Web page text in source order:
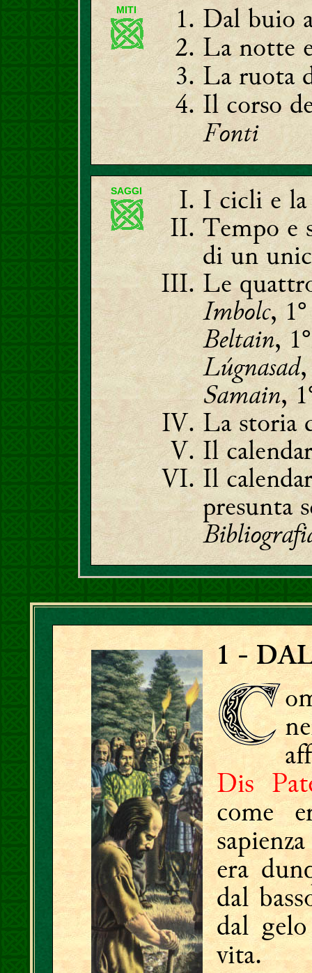
MITI
Dal buio
La notte
La ruota
Il corso
Fonti
SAGGI
I cicli e
Tempo e
di un
Le
Imbolc,
Beltain,
Lúgnasad
Samain,
La storia
Il
Il
presunta
1 -
o
Dis
come
era
dal
dal
vita.